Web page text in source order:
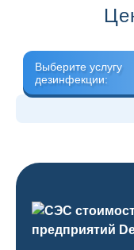
Выберите услугу
дезинфекции: